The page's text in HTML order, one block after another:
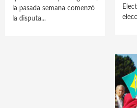
la pasada semana comenzó
la disputa...